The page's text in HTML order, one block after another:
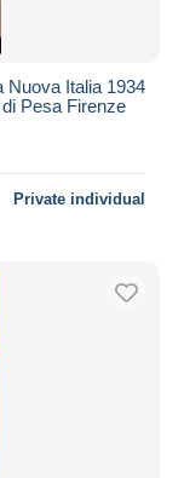
Nuova Italia 1934
Pesa Firenze
Private individual